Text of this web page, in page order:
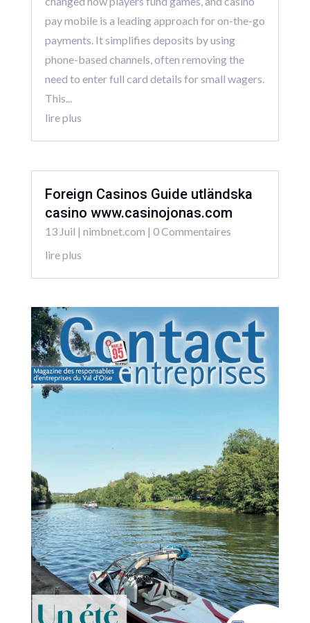
pay mobile is a leading approach for on-the-go
payments. It simplifies deposits by using
phone-based channels, often removing the
need to enter full card details for small wagers.
This...
lire plus
Foreign Casinos Guide utländska
casino www.casinojonas.com
13 Juil | nimbnet.com | 0 Commentaires
lire plus